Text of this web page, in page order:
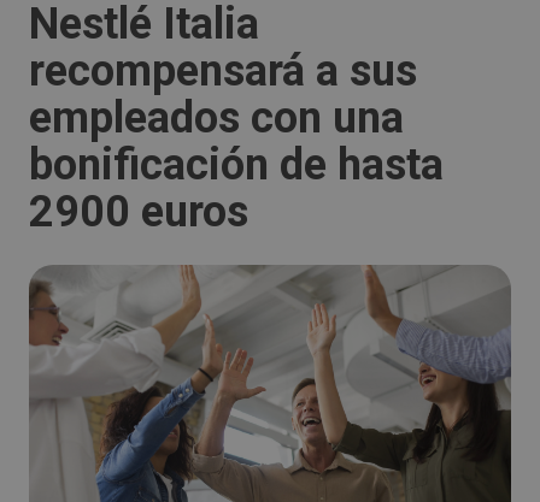
Nestlé Italia
recompensará a sus
empleados con una
bonificación de hasta
2900 euros